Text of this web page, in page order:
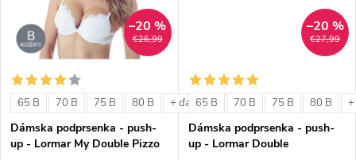
t
o
v
t
o
v
€26,99
–20 %
65 B 70 B 75 B 80 B + ďalšie
Dámska podprsenka - push-
up - Lormar My Double Pizzo
€27,99
–20 %
65 B 70 B 75 B 80 B
Dámska podprsenka - push-
up - Lormar Double